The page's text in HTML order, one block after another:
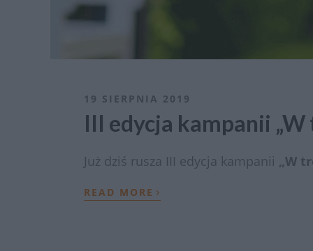
19 SIERPNIA 2019
III edycja kampanii
Już dziś rusza III edycja kampanii „W
READ MORE ›